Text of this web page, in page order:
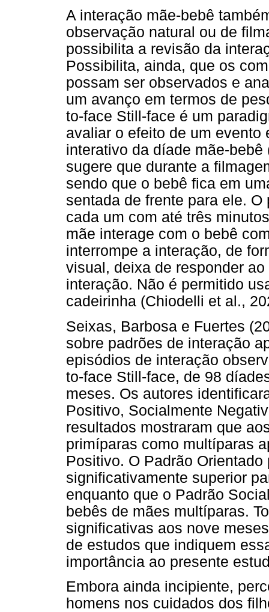
A interação mãe-bebê
observação natural ou de
possibilita a revisão da
Possibilita, ainda, que os
possam ser observados e
um avanço em termos de
to-face Still-face é um
avaliar o efeito de um evento
interativo da díade mãe-
sugere que durante a
sendo que o bebê fica em
sentada de frente para ele.
cada um com até três
mãe interage com o bebê
interrompe a interação, de
visual, deixa de responder
interação. Não é permitido
cadeirinha (Chiodelli et al.,
Seixas, Barbosa e Fuertes
sobre padrões de interação
episódios de interação
to-face Still-face, de 98
meses. Os autores
Positivo, Socialmente
resultados mostraram que
primíparas como multíparas
Positivo. O Padrão
significativamente superior
enquanto que o Padrão
bebês de mães multíparas.
significativas aos nove
de estudos que indiquem
importância ao presente
Embora ainda incipiente,
homens nos cuidados dos